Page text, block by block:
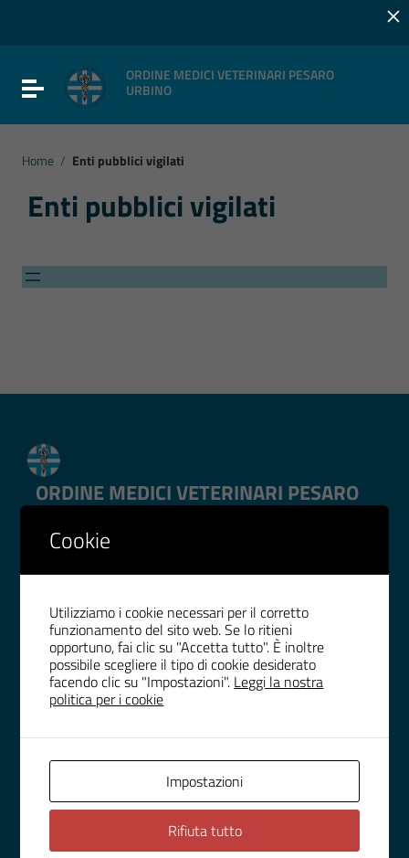
Attiva / disattiva la navigazione
ORDINE MEDICI VETERINARI PESARO
URBINO
Home / Enti pubblici vigilati
Enti pubblici vigilati
ORDINE MEDICI VETERINARI PESARO
URBINO
IMPOSTAZIONE COOKIE
WHISTLEBLOWING
RECAPITI
Galleria Roma Scala D
(+39) 0721 30133
×
Cookie
Utilizziamo i cookie necessari per il corretto
funzionamento del sito web. Se lo ritieni
opportuno, fai clic su "Accetta tutto". È inoltre
possibile scegliere il tipo di cookie desiderato
facendo clic su "Impostazioni". Leggi la nostra
politica per i cookie
Impostazioni
Rifiuta tutto